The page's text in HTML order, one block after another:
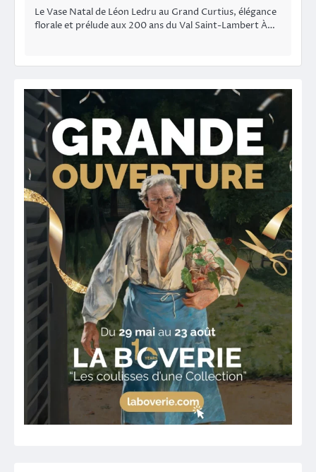
Le Vase Natal de Léon Ledru au Grand Curtius, élégance
florale et prélude aux 200 ans du Val Saint-Lambert À…